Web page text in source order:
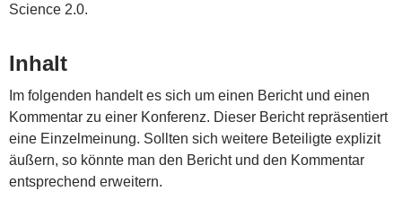
Science 2.0.
Inhalt
Im folgenden handelt es sich um einen Bericht und einen
Kommentar zu einer Konferenz. Dieser Bericht repräsentiert
eine Einzelmeinung. Sollten sich weitere Beteiligte explizit
äußern, so könnte man den Bericht und den Kommentar
entsprechend erweitern.